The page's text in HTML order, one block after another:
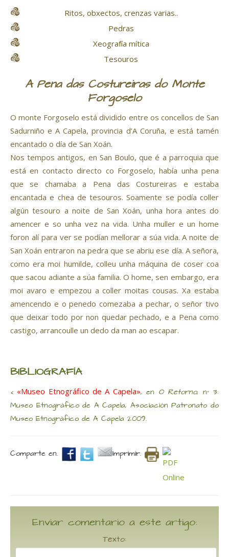
Ritos, obxectos, crenzas varias..
Pedras
Xeografía mítica
Tesouros
A Pena das Costureiras do Monte
Forgoselo
O monte Forgoselo está dividido entre os concellos de San
Sadurniño e A Capela, provincia d’A Coruña, e está tamén
encantado o día de San Xoán.
Nos tempos antigos, en San Boulo, que é a parroquia que
está en contacto directo co Forgoselo, había unha pena
que se chamaba a Pena das Costureiras e estaba
encantada e chea de tesouros. Soamente se podía coller
algún tesouro a noite de San Xoán, unha hora antes do
amencer e so unha vez na vida. Unha muller e un home
foron alí para ver se podían mellorar a súa vida. A noite de
San Xoán entraron na pedra que se abriu ese día. A señora,
como era moi humilde, colleu unha máquina de coser coa
que sacou adiante a súa familia. O home, sen embargo, era
moi avaro e empezou a coller moitas cousas. Xa estaba
amencendo e o penedo comezaba a pechar, o señor tivo
que deixar todo por non quedar pechado, e a Pena como
castigo, arrancoulle un dedo da man ao escapar.
BIBLIOGRAFÍA
< «Museo Etnográfico de A Capela», en O Retorno, nº 3:
Museo Etnográfico de A Capela, Asociación Patronato do
Museo Etnográfico de A Capela 2009.
Comparte en. Imprimir.
Enviar comentario a este artigo:
Texto: